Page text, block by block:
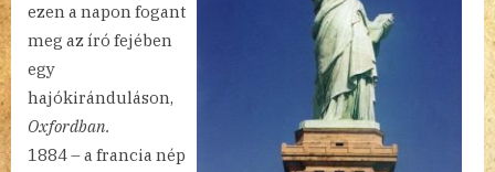
ezen a napon fogant
meg az író fejében
egy
hajókiránduláson,
Oxfordban.
1884 – a francia nép